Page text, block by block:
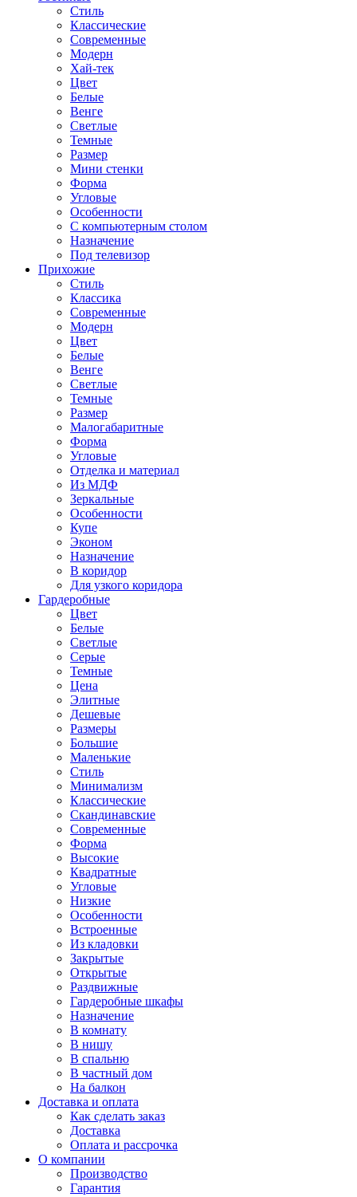
Стиль
Классические
Современные
Модерн
Хай-тек
Цвет
Белые
Венге
Светлые
Темные
Размер
Мини стенки
Форма
Угловые
Особенности
С компьютерным столом
Назначение
Под телевизор
Прихожие
Стиль
Классика
Современные
Модерн
Цвет
Белые
Венге
Светлые
Темные
Размер
Малогабаритные
Форма
Угловые
Отделка и материал
Из МДФ
Зеркальные
Особенности
Купе
Эконом
Назначение
В коридор
Для узкого коридора
Гардеробные
Цвет
Белые
Светлые
Серые
Темные
Цена
Элитные
Дешевые
Размеры
Большие
Маленькие
Стиль
Минимализм
Классические
Скандинавские
Современные
Форма
Высокие
Квадратные
Угловые
Низкие
Особенности
Встроенные
Из кладовки
Закрытые
Открытые
Раздвижные
Гардеробные шкафы
Назначение
В комнату
В нишу
В спальню
В частный дом
На балкон
Доставка и оплата
Как сделать заказ
Доставка
Оплата и рассрочка
О компании
Производство
Гарантия